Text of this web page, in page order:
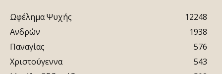
Ωφέλημα Ψυχής
12248
Ανδρών
1938
Παναγίας
576
Χριστούγεννα
543